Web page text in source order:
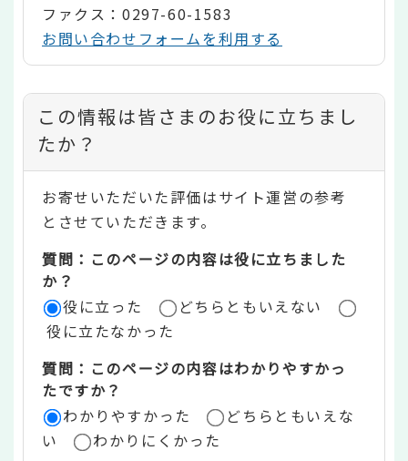
ファクス：0297-60-1583
お問い合わせフォームを利用する
コ
ン
テ
ン
ツ
評
価
リ
ア
この情報は皆さまのお役に立ちまし
たか？
お寄せいただいた評価はサイト運営の参考
とさせていただきます。
質問：このページの内容は役に立ちました
か？
役に立った
どちらともいえない
役に立たなかった
質問：このページの内容はわかりやすかっ
たですか？
わかりやすかった
どちらともいえな
い
わかりにくかった